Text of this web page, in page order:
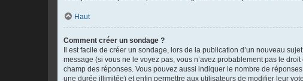
Haut
Comment créer un sondage ?
Il est facile de créer un sondage, lors de la publication d’un nouveau
message (si vous ne le voyez pas, vous n’avez probablement pas le
champ des réponses. Vous pouvez aussi indiquer le nombre de
une durée illimitée) et enfin permettre aux utilisateurs de modifier leur vote.